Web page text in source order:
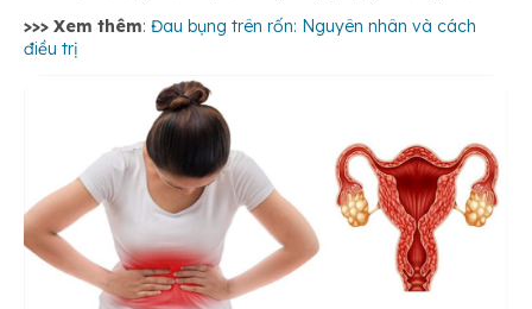
>>> Xem thêm: Đau bụng trên rốn: Nguyên nhân và cách
điều trị